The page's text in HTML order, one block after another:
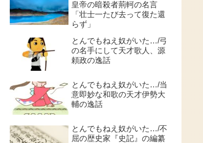
皇帝の暗殺者荊軻の名言
「壮士一たび去って復た還
らず」
とんでもねえ奴がいた…/弓
の名手にして天才歌人、源
頼政の逸話
とんでもねえ奴がいた…/当
意即妙な和歌の天才伊勢大
輔の逸話
とんでもねえ奴がいた…/不
屈の歴史家『史記』の編纂